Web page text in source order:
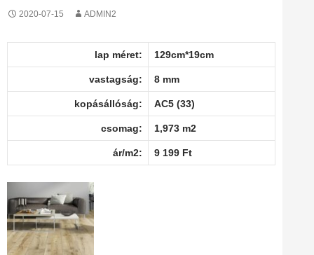
2020-07-15 ADMIN2
lap méret: 129cm*19cm
vastagság: 8 mm
kopásállóság: AC5 (33)
csomag: 1,973 m2
ár/m2: 9 199 Ft